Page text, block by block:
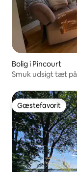
Bolig i Pincourt
Smuk udsigt tæt
Gæstefavorit
Gæstefavorit